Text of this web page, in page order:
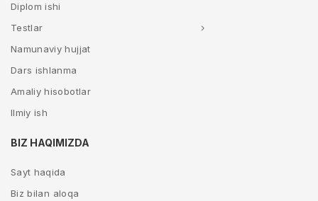
Diplom ishi
Testlar
Namunaviy hujjat
Dars ishlanma
Amaliy hisobotlar
Ilmiy ish
BIZ HAQIMIZDA
Sayt haqida
Biz bilan aloqa